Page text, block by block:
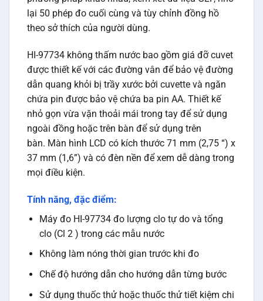
lại 50 phép đo cuối cùng và tùy chỉnh đồng hồ
theo sở thích của người dùng.
HI-97734 không thấm nước bao gồm giá đỡ cuvet
được thiết kế với các đường vân để bảo vệ đường
dẫn quang khỏi bị trầy xước bởi cuvette và ngăn
chứa pin được bảo vệ chứa ba pin AA. Thiết kế
nhỏ gọn vừa vặn thoải mái trong tay để sử dụng
ngoài đồng hoặc trên bàn để sử dụng trên
bàn. Màn hình LCD có kích thước 71 mm (2,75 “) x
37 mm (1,6”) và có đèn nền để xem dễ dàng trong
mọi điều kiện.
Tính năng, đặc điểm:
Máy đo HI-97734 đo lượng clo tự do và tổng
clo (Cl 2 ) trong các mẫu nước
Không làm nóng thời gian trước khi đo
Chế độ hướng dẫn cho hướng dẫn từng bước
Sử dụng thuốc thử hoặc thuốc thử tiết kiệm chi